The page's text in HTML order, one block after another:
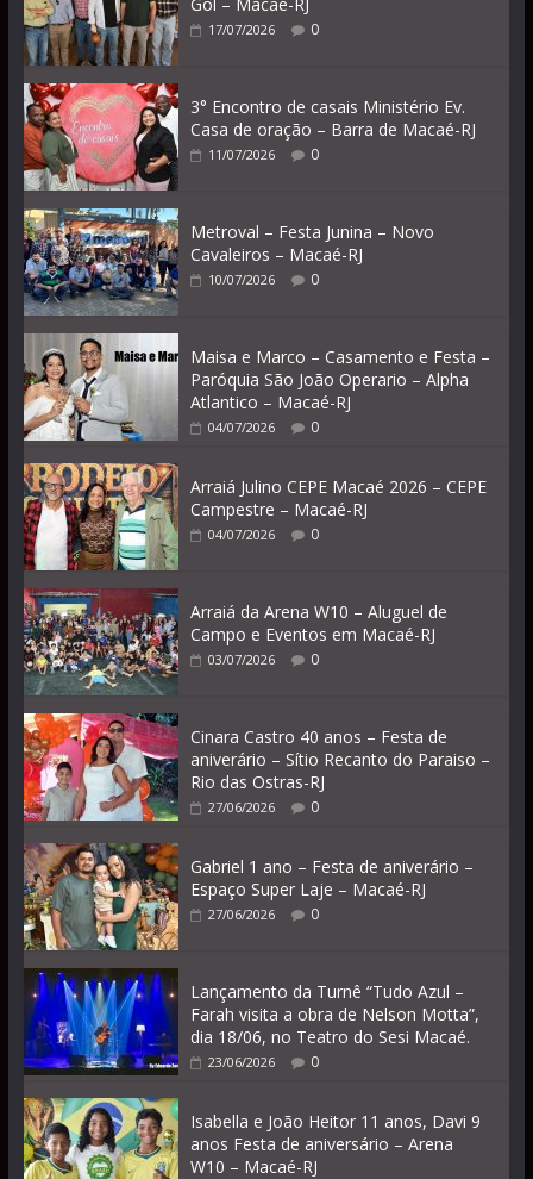
17/07/2026 0
3° Encontro de casais Ministério Ev.
Casa de oração – Barra de Macaé-RJ
11/07/2026 0
Metroval – Festa Junina – Novo
Cavaleiros – Macaé-RJ
10/07/2026 0
Maisa e Marco – Casamento e Festa –
Paróquia São João Operario – Alpha
Atlantico – Macaé-RJ
04/07/2026 0
Arraiá Julino CEPE Macaé 2026 – CEPE
Campestre – Macaé-RJ
04/07/2026 0
Arraiá da Arena W10 – Aluguel de
Campo e Eventos em Macaé-RJ
03/07/2026 0
Cinara Castro 40 anos – Festa de
aniverário – Sítio Recanto do Paraiso –
Rio das Ostras-RJ
27/06/2026 0
Gabriel 1 ano – Festa de aniverário –
Espaço Super Laje – Macaé-RJ
27/06/2026 0
Lançamento da Turnê “Tudo Azul –
Farah visita a obra de Nelson Motta”,
dia 18/06, no Teatro do Sesi Macaé.
23/06/2026 0
Isabella e João Heitor 11 anos, Davi 9
anos Festa de aniversário – Arena
W10 – Macaé-RJ